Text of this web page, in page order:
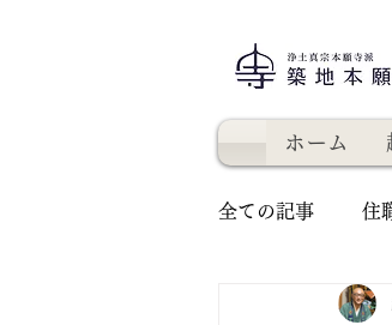
ホーム
全ての記事 住